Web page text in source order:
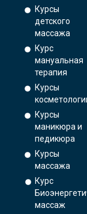
Курсы
детского
массажа
Курс
мануальная
терапия
Курсы
Курсы
маникюра и
педикюра
Курсы
массажа
Курс
массаж